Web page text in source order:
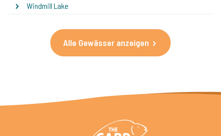
Windmill Lake
Alle Gewässer anzeigen